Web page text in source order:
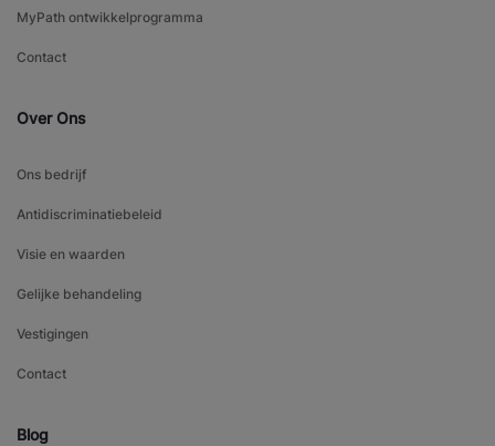
MyPath ontwikkelprogramma
Contact
Over Ons
Ons bedrijf
Antidiscriminatiebeleid
Visie en waarden
Gelijke behandeling
Vestigingen
Contact
Blog